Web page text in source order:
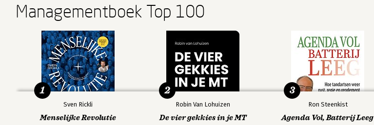
Managementboek Top 100
Sven Rickli
Menselijke Revolutie
1
Robin Van Lohuizen
De vier gekkies in je MT
2
Ron Steenkist
Agenda Vol, Batterij Leeg
3